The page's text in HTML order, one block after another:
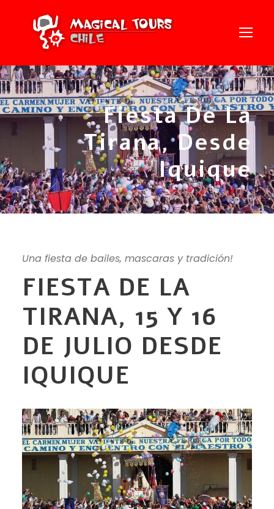
Fiesta De La
Tirana, Desde
Iquique
Una fiesta de bailes, mascaras y tradición!
FIESTA DE LA
TIRANA, 15 Y 16
DE JULIO DESDE
IQUIQUE